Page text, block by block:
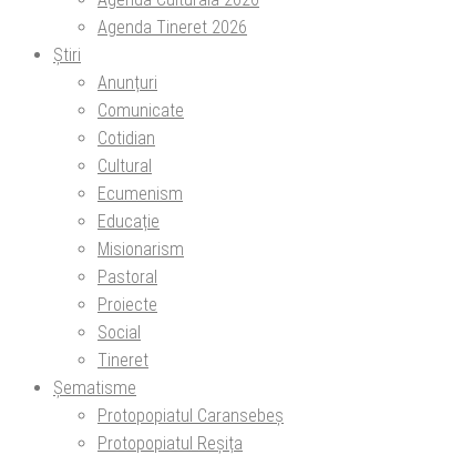
Agenda Tineret 2026
Știri
Anunțuri
Comunicate
Cotidian
Cultural
Ecumenism
Educație
Misionarism
Pastoral
Proiecte
Social
Tineret
Șematisme
Protopopiatul Caransebeș
Protopopiatul Reșița